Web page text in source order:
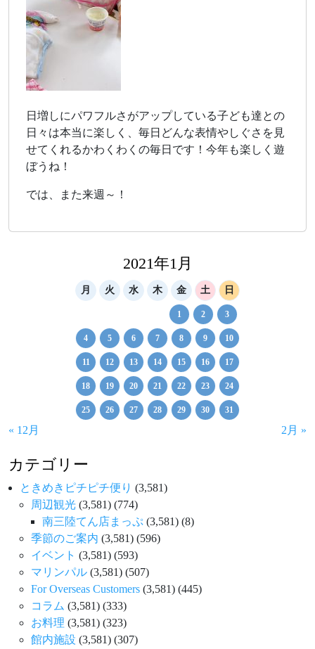
日増しにパワフルさがアップしている子ども達との
日々は本当に楽しく、毎日どんな表情やしぐさを見
せてくれるかわくわくの毎日です！今年も楽しく遊
ぼうね！
では、また来週～！
2021年1月
月 火 水 木 金 土 日
1 2 3
4 5 6 7 8 9 10
11 12 13 14 15 16 17
18 19 20 21 22 23 24
25 26 27 28 29 30 31
« 12月 2月 »
カテゴリー
ときめきピチピチ便り (3,581)
周辺観光 (3,581) (774)
南三陸てん店まっぷ (3,581) (8)
季節のご案内 (3,581) (596)
イベント (3,581) (593)
マリンパル (3,581) (507)
For Overseas Customers (3,581) (445)
コラム (3,581) (333)
お料理 (3,581) (323)
館内施設 (3,581) (307)